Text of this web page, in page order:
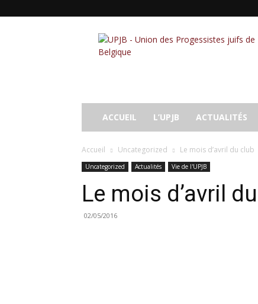
UPJB
ACCUEIL L’UPJB ACTUALITÉS
Accueil Uncategorized Le mois d’avril du club
Uncategorized Actualités Vie de l'UPJB
Le mois d’avril
02/05/2016